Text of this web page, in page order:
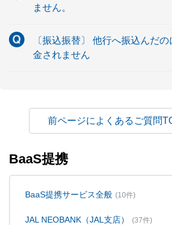
ません。
〔振込振替〕 他行へ振込んだ
金されません
よくあるご質問
BaaS提携
BaaS提携サービス全般 (10件)
JAL NEOBANK（JAL支店） (37件)